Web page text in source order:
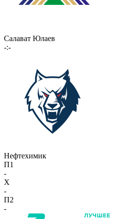
Салават Юлаев
-:-
Нефтехимик
П1
-
X
-
П2
-